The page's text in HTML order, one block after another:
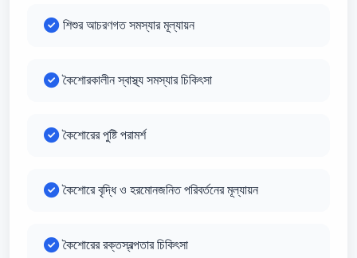
শিশুর আচরণগত সমস্যার মূল্যায়ন
কৈশোরকালীন স্বাস্থ্য সমস্যার চিকিৎসা
কৈশোরের পুষ্টি পরামর্শ
কৈশোরে বৃদ্ধি ও হরমোনজনিত পরিবর্তনের মূল্যায়ন
কৈশোরের রক্তস্বল্পতার চিকিৎসা